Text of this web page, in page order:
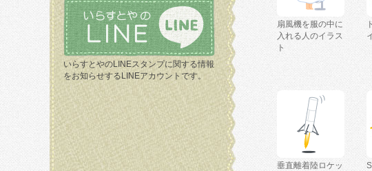
いらすとやのLINEスタンプに関する情報
をお知らせするLINEアカウントです。
扇風機を服の中に
入れる人のイラス
ト
垂直離着陸ロケッ